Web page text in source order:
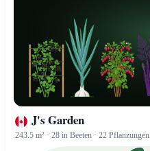
J's Garden
243.5 m² · 28 in Beeten · 22 Pflanzungen